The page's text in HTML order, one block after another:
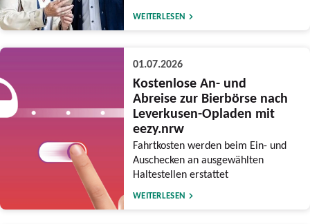
WEITERLESEN
01.07.2026
Kostenlose An- und
Abreise zur Bierbörse nach
Leverkusen-Opladen mit
eezy.nrw
Fahrtkosten werden beim Ein- und
Auschecken an ausgewählten
Haltestellen erstattet
WEITERLESEN